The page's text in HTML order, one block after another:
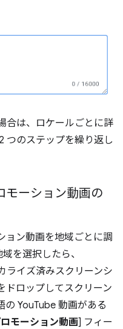
合は、ロケールごとに詳
つのステップを繰り返し
モーション動画の
ョン動画を地域ごとに調
を選択したら、
ライズ済みスクリーンシ
ドロップしてスクリーン
の YouTube 動画がある
モーション動画] フィー